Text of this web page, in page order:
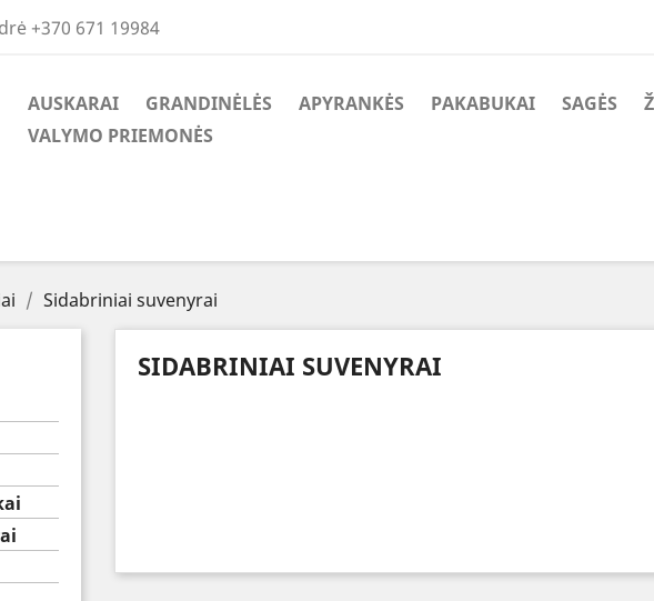
+370 671 19984
AUSKARAI GRANDINĖLĖS APYRANKĖS PAKABUKAI SAGĖS
VALYMO PRIEMONĖS
Sidabriniai suvenyrai
SIDABRINIAI SUVENYRAI